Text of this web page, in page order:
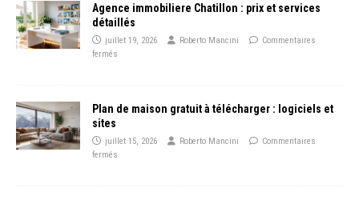
Agence immobiliere Chatillon : prix et services
détaillés
juillet 19, 2026 Roberto Mancini
Commentaires
fermés
Plan de maison gratuit à télécharger : logiciels et
sites
juillet 15, 2026 Roberto Mancini
Commentaires
fermés